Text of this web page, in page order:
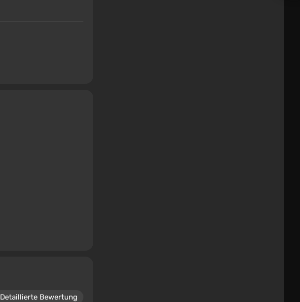
Detaillierte Bewertung